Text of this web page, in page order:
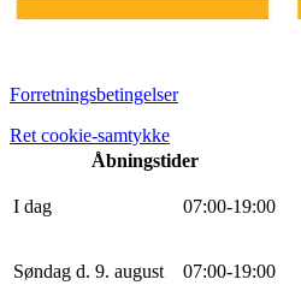
Forretningsbetingelser
Ret cookie-samtykke
Åbningstider
I dag 07:00-19:00
Søndag d. 9. august 07:00-19:00